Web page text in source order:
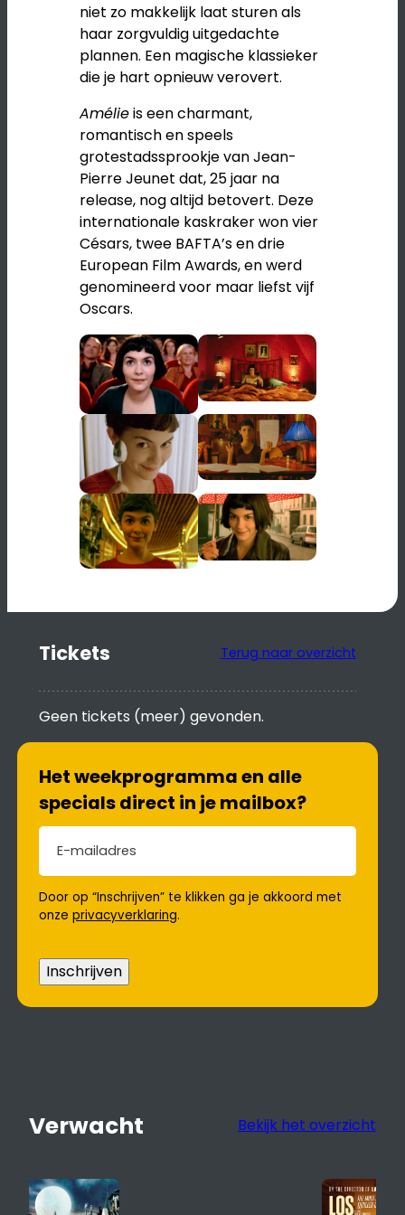
niet zo makkelijk laat sturen als
haar zorgvuldig uitgedachte
plannen. Een magische klassieker
die je hart opnieuw verovert.
Amélieis een charmant,
romantisch en speels
grotestadssprookje vanJean-
Pierre Jeunet dat, 25 jaar na
release, nog altijd betovert. Deze
internationale kaskraker won vier
Césars, twee BAFTA’s en drie
European Film Awards, en werd
genomineerd voor maar liefst vijf
Oscars.
Tickets Terug naar overzicht
Geen tickets (meer) gevonden.
Het weekprogramma en alle
specials direct in je mailbox?
E-mailadres
Door op “Inschrijven” te klikken ga je akkoord met
onzeprivacyverklaring.
Inschrijven
Verwacht Bekijk het overzicht